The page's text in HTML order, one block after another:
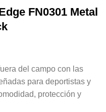
FN0301 Metal
del campo con las
para deportistas y
protección y